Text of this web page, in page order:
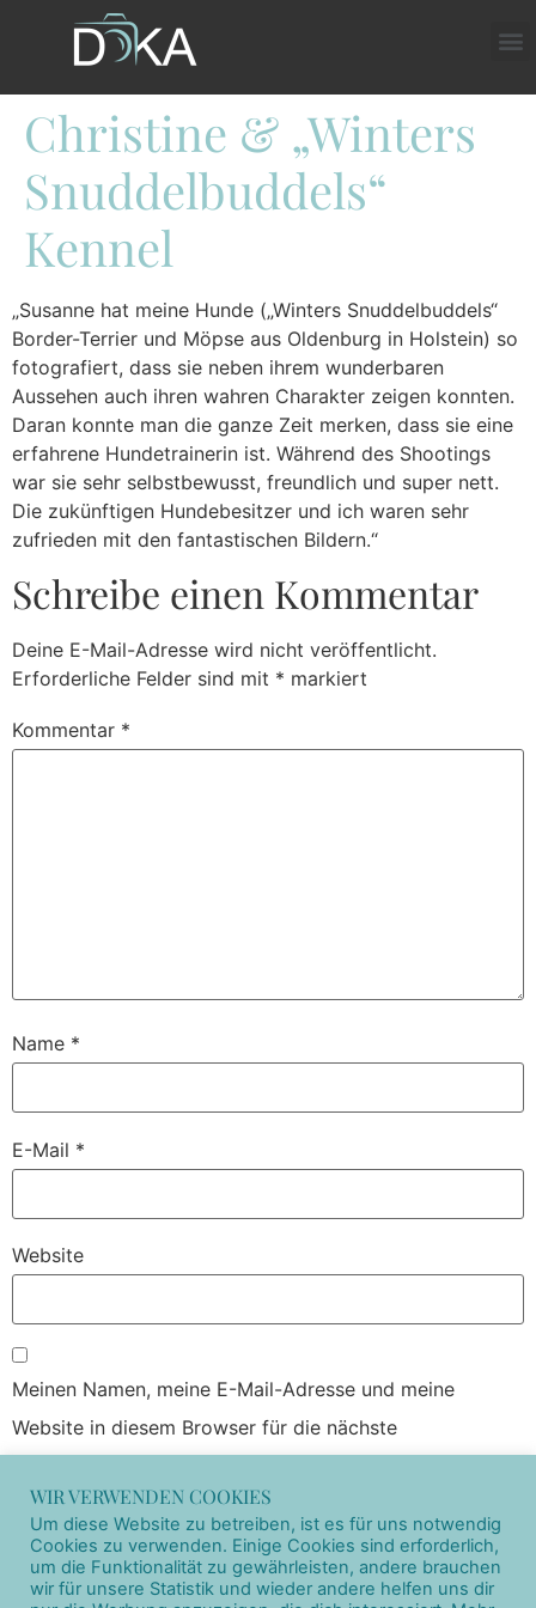
Christine & „Winters
Snuddelbuddels“
Kennel
„Susanne hat meine Hunde („Winters Snuddelbuddels“
Border-Terrier und Möpse aus Oldenburg in Holstein) so
fotografiert, dass sie neben ihrem wunderbaren
Aussehen auch ihren wahren Charakter zeigen konnten.
Daran konnte man die ganze Zeit merken, dass sie eine
erfahrene Hundetrainerin ist. Während des Shootings
war sie sehr selbstbewusst, freundlich und super nett.
Die zukünftigen Hundebesitzer und ich waren sehr
zufrieden mit den fantastischen Bildern.“
Schreibe einen Kommentar
Deine E-Mail-Adresse wird nicht veröffentlicht.
Erforderliche Felder sind mit * markiert
Kommentar *
Name *
E-Mail *
Website
Meinen Namen, meine E-Mail-Adresse und meine
Website in diesem Browser für die nächste
WIR VERWENDEN COOKIES
Um diese Website zu betreiben, ist es für uns notwendig
Cookies zu verwenden. Einige Cookies sind erforderlich,
um die Funktionalität zu gewährleisten, andere brauchen
wir für unsere Statistik und wieder andere helfen uns dir